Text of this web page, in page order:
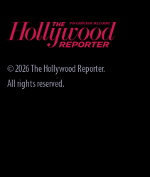
© 2026 The Hollywood Reporter.
All rights reserved.